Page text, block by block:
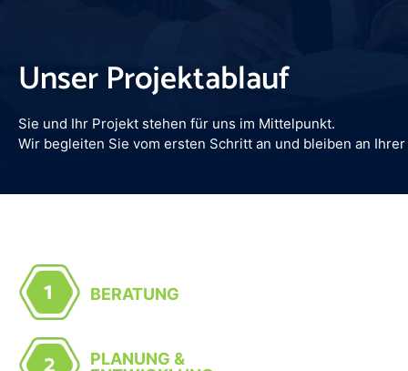
Unser Projektablauf
Sie und Ihr Projekt stehen für uns im Mittelpunkt.
Wir begleiten Sie vom ersten Schritt an und bleiben an
BERATUNG
PLANUNG &